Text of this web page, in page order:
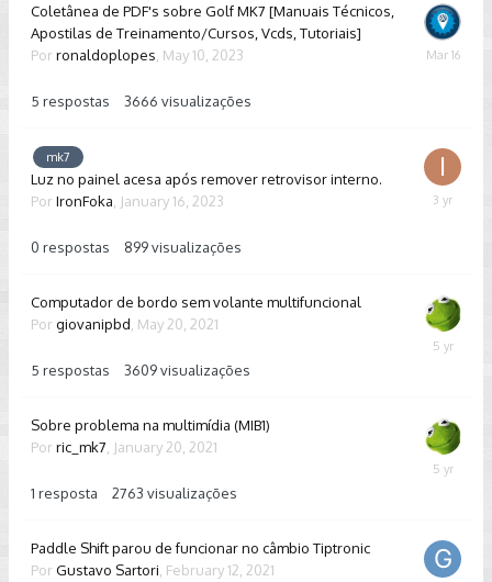
Coletânea de PDF's sobre Golf MK7 [Manuais Técnicos,
Apostilas de Treinamento/Cursos, Vcds, Tutoriais]
Por ronaldoplopes May 10, 2023
5 respostas 3666 visualizações
March
mk7
Luz no painel acesa após remover retrovisor interno.
Por IronFoka January 16, 2023
0 respostas 899visualizações
January
Computador de bordo sem volante multifuncional
Por giovanipbd May 20, 2021
5 respostas 3609visualizações
May
Sobre problema na multimídia (MIB1)
Por ric_mk7 January 20, 2021
1 resposta 2763 visualizações
January
Paddle Shift parou de funcionar no câmbio Tiptronic
Por Gustavo Sartori February 12, 2021